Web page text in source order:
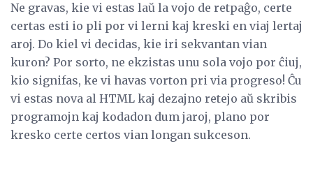
Ne gravas, kie vi estas laŭ la vojo de retpaĝo, certe
certas esti io pli por vi lerni kaj kreski en viaj lertaj
aroj. Do kiel vi decidas, kie iri sekvantan vian
kuron? Por sorto, ne ekzistas unu sola vojo por ĉiuj,
kio signifas, ke vi havas vorton pri via progreso! Ĉu
vi estas nova al HTML kaj dezajno retejo aŭ skribis
programojn kaj kodadon dum jaroj, plano por
kresko certe certos vian longan sukceson.